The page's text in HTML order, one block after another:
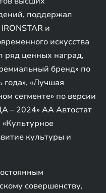
поддержал
и
искусства
ряд ценных наград,
бренд» по
«Лучшая
сегменте» по версии
– 2024» АА Автостат
культуры и
совершенству,